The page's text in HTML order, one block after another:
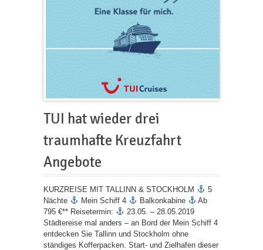
TUI hat wieder drei
traumhafte Kreuzfahrt
Angebote
KURZREISE MIT TALLINN & STOCKHOLM
5
Nächte
Mein Schiff 4 Balkonkabine
Ab
795 €** Reisetermin:
23.05. – 28.05.2019
Städtereise mal anders – an Bord der Mein Schiff 4
entdecken Sie Tallinn und Stockholm ohne
ständiges Kofferpacken. Start- und Zielhafen dieser